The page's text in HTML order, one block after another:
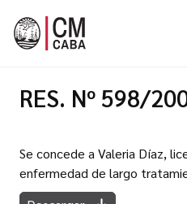
RES. Nº 598/
Se concede a Valeria Díaz,
enfermedad de largo